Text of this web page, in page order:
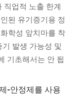
직업적 노출 한계
된 유기증기용 정
학성 앞치마를 착
발생 가능성 및
기초해서는 안 됩
-안정제를 사용